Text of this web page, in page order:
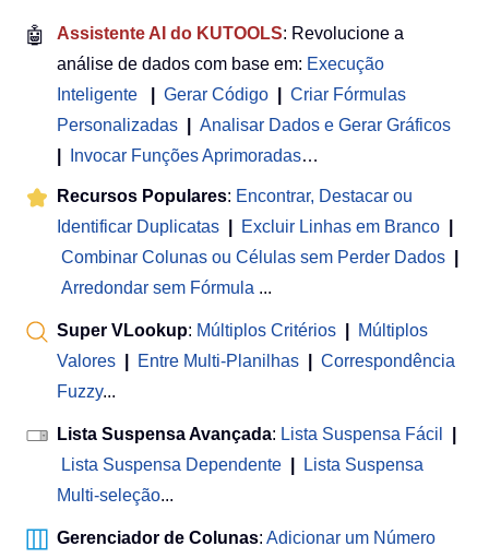
🤖 Assistente AI do KUTOOLS: Revolucione a
análise de dados com base em: Execução
Inteligente
Gerar Código
Criar Fórmulas
Personalizadas
Analisar Dados e Gerar Gráficos
Invocar Funções Aprimoradas…
Recursos Populares: Encontrar, Destacar ou
Identificar Duplicatas
Excluir Linhas em Branco
Combinar Colunas ou Células sem Perder Dados
Arredondar sem Fórmula ...
Super VLookup: Múltiplos Critérios
Múltiplos
Valores
Entre Multi-Planilhas
Correspondência
Fuzzy...
Lista Suspensa Avançada: Lista Suspensa Fácil
Lista Suspensa Dependente
Lista Suspensa
Multi-seleção...
Gerenciador de Colunas: Adicionar um Número